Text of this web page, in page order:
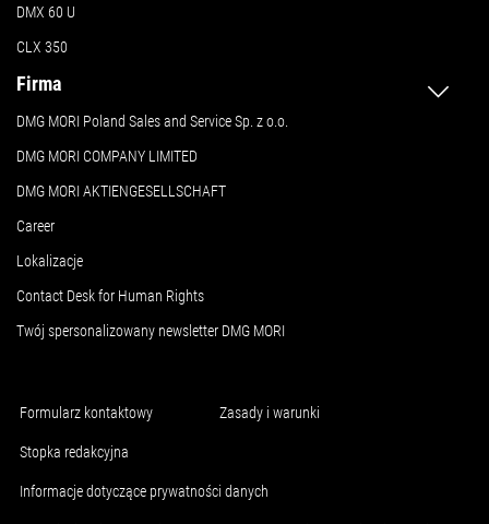
DMX 60 U
CLX 350
Firma
DMG MORI Poland Sales and Service Sp. z o.o.
DMG MORI COMPANY LIMITED
DMG MORI AKTIENGESELLSCHAFT
Career
Lokalizacje
Contact Desk for Human Rights
Twój spersonalizowany newsletter DMG MORI
Formularz kontaktowy Zasady i warunki
Stopka redakcyjna
Informacje dotyczące prywatności danych